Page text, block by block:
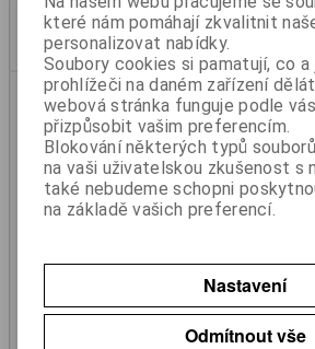
Svítilna koncová / blikač
Katalogové číslo:
Skladem:
Ano
které nám pomáhají zkvalitnit
personalizovat nabídky.
Soubory cookies si pamatují, co a
prohlížeči na daném zařízení
webová stránka funguje podle
přizpůsobit vašim preferencím.
Blokování některých typů
na vaši uživatelskou zkušenost s
také nebudeme schopni
na základě vašich preferencí.
Nastavení
Odmítnout vše